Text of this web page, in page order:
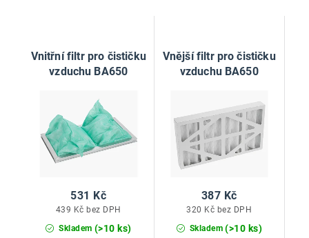
Vnitřní filtr pro čističku
vzduchu BA650
Skladem (>10 ks)
439 Kč bez DPH
531 Kč
Vnější filtr pro čističku
vzduchu BA650
Skladem (>10 ks)
320 Kč bez DPH
387 Kč